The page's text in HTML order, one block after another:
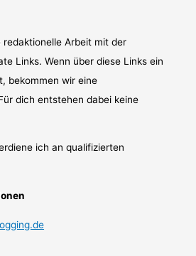
Arbeit mit der
Links. Wenn über diese Links ein
bekommen wir eine
dich entstehen dabei keine
ich an qualifizierten